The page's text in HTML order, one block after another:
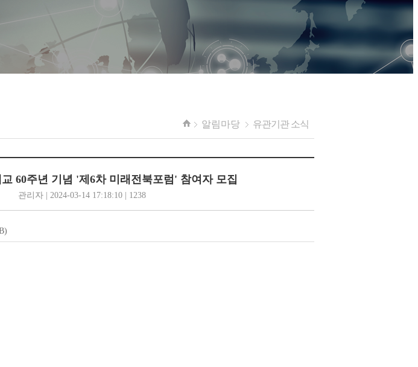
알림마당 유관기관 소식
60주년 기념 '제6차 미래전북포럼' 참여자 모집
관리자 | 2024-03-14 17:18:10 | 1238
)